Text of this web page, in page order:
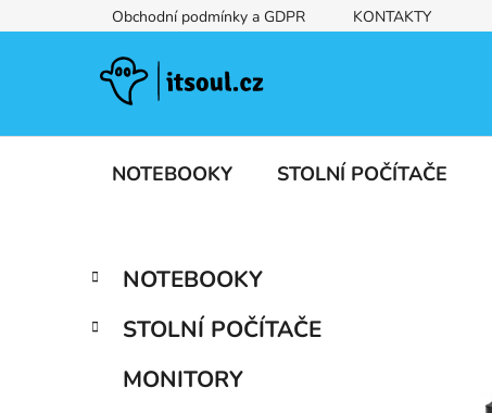
na
Obchodní podmínky a GDPR KONTAKTY
NOTEBOOKY STOLNÍ POČÍTAČE
P
s
Přeskočit
kategorie
K
a
e
NOTEBOOKY
STOLNÍ POČÍTAČE
MONITORY